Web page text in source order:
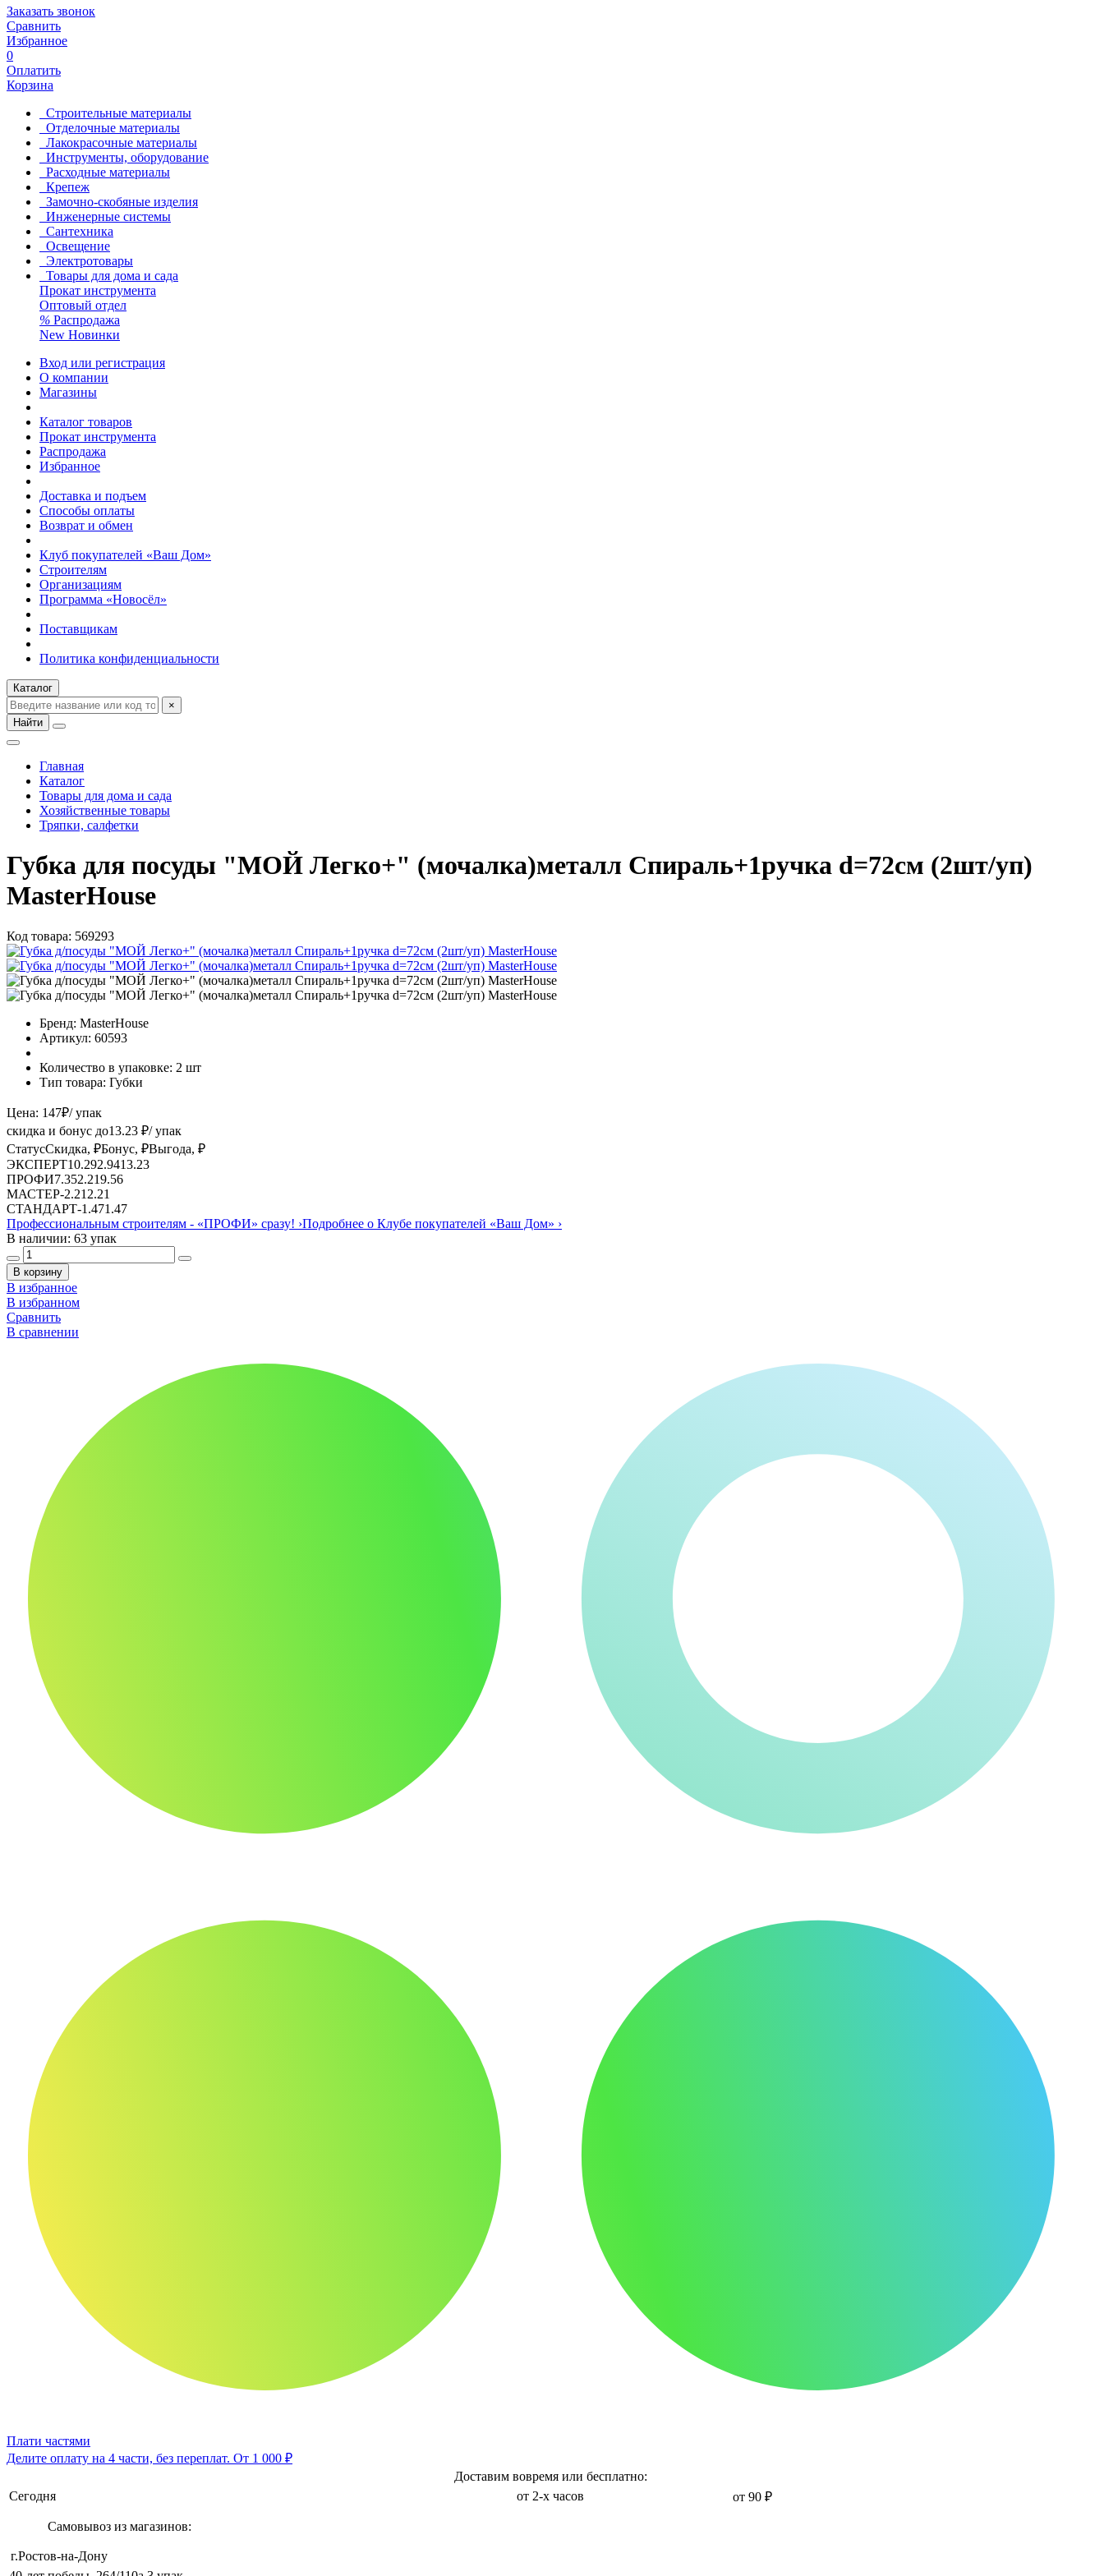
Заказать звонок
Сравнить
Избранное
0
Оплатить
Корзина
Строительные материалы
Отделочные материалы
Лакокрасочные материалы
Инструменты, оборудование
Расходные материалы
Крепеж
Замочно-скобяные изделия
Инженерные системы
Сантехника
Освещение
Электротовары
Товары для дома и сада
Прокат инструмента
Оптовый отдел
% Распродажа
New Новинки
Вход или регистрация
О компании
Магазины
Каталог товаров
Прокат инструмента
Распродажа
Избранное
Доставка и подъем
Способы оплаты
Возврат и обмен
Клуб покупателей «Ваш Дом»
Строителям
Организациям
Программа «Новосёл»
Поставщикам
Политика конфиденциальности
Каталог
×
Найти
Главная
Каталог
Товары для дома и сада
Хозяйственные товары
Тряпки, салфетки
Губка для посуды "МОЙ Легко+" (мочалка)металл Спираль+1ручка d=72см (2шт/уп)
MasterHouse
Код товара: 569293
Бренд: MasterHouse
Артикул: 60593
Количество в упаковке: 2 шт
Тип товара: Губки
Цена: 147₽/ упак
скидка и бонус до13.23 ₽/ упак
СтатусСкидка, ₽Бонус, ₽Выгода, ₽
ЭКСПЕРТ10.292.9413.23
ПРОФИ7.352.219.56
МАСТЕР-2.21 2.21
СТАНДАРТ-1.471.47
Профессиональным строителям - «ПРОФИ» сразу! ›Подробнее о Клубе покупателей «Ваш Дом» ›
В наличии: 63 упак
В корзину
В избранное
В избранном
Сравнить
В сравнении
Плати частями
Делите оплату на 4 части, без переплат. От 1 000 ₽
Доставим вовремя или бесплатно:
Сегодня
от 2-х часов от 90 ₽
Самовывоз из магазинов:
г.Ростов-на-Дону